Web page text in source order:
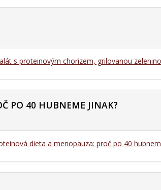
s proteinovým chorizem, grilovanou
PO 40 HUBNEME JINAK?
dieta a menopauza: proč po 40